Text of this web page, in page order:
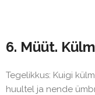
6. Müüt.
Tegelikkus: Kuigi
huultel ja nende